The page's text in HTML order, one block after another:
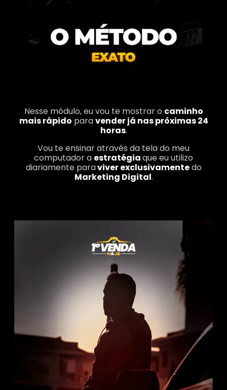
Nesse módulo, eu vou te mostrar o caminho
mais rápido paravender já nas próximas 24
horas.
Vou te ensinar através da tela do meu
computador a estratégiaque eu utilizo
diariamente paraviver exclusivamentedo
Marketing Digital.